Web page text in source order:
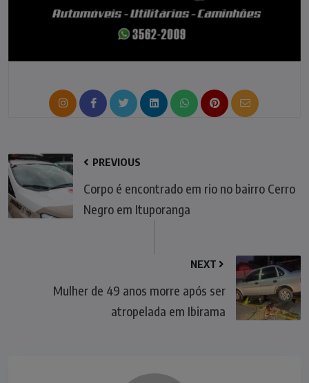
PREVIOUS
Corpo é encontrado em rio no bairro Cerro
Negro em Ituporanga
NEXT
Mulher de 49 anos morre após ser
atropelada em Ibirama